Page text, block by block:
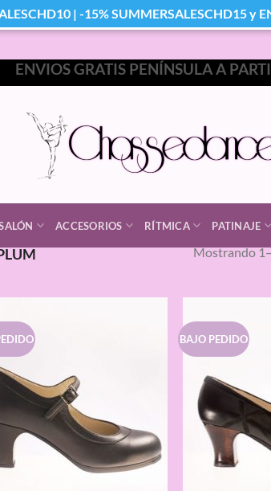
ENVIOS GRATIS PENÍNSULA A
ACCESORIOS RÍTMICA PATINAJE
Mostrando
BAJO PEDIDO
| -15% SUMMERSALESCHD15 y